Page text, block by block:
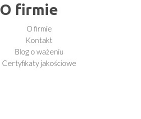
O firmie
O firmie
Kontakt
Blog o ważeniu
Certyfikaty jakościowe